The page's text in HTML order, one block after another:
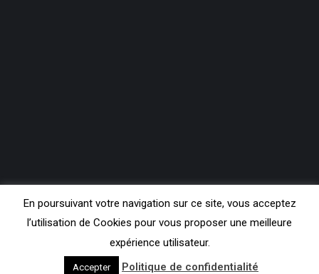
Copyright Contact FM 99.3
En poursuivant votre navigation sur ce site, vous acceptez
l’utilisation de Cookies pour vous proposer une meilleure
expérience utilisateur.
Accepter Politique de confidentialité